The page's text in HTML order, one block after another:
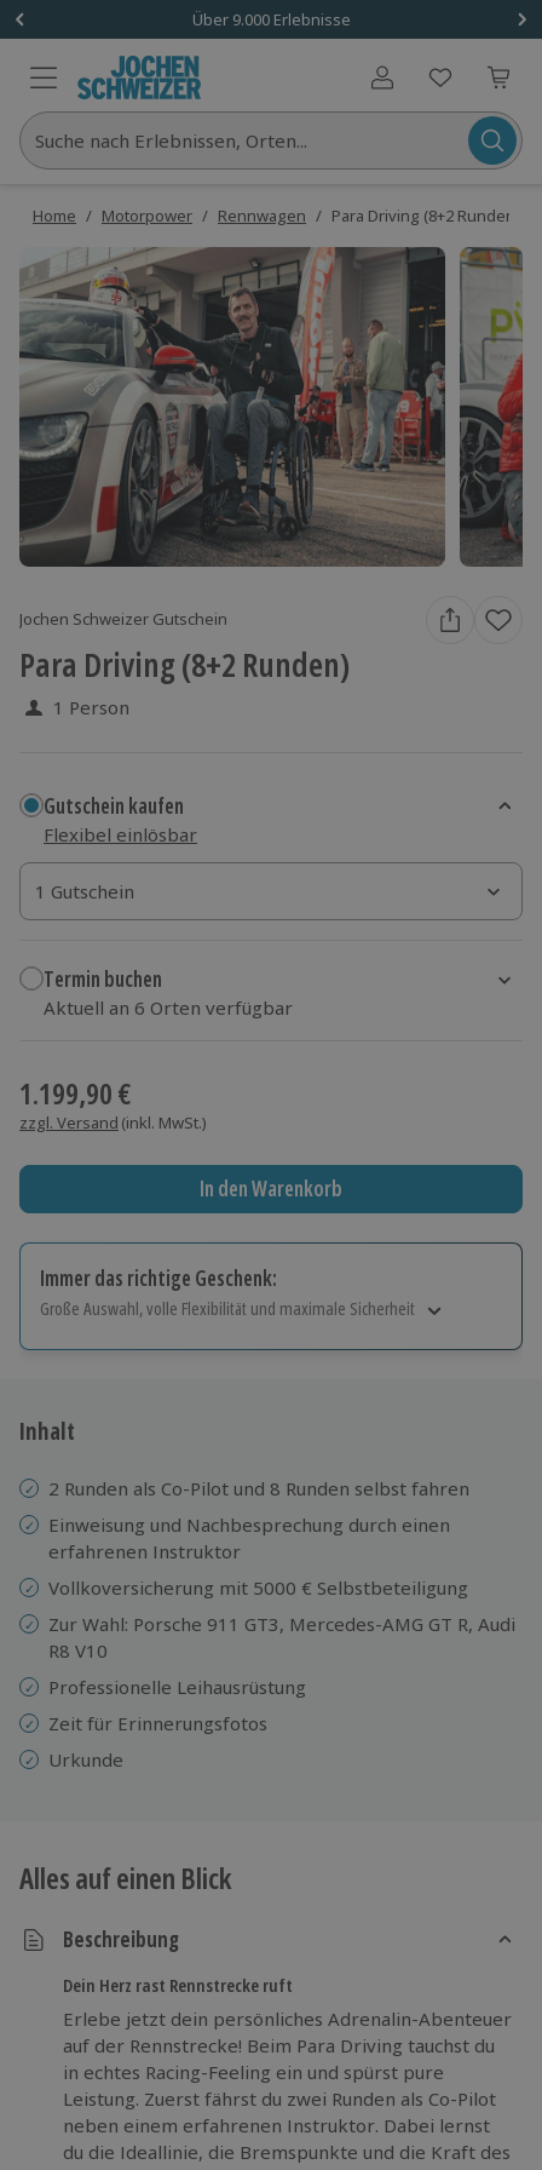
Über 9.000 Erlebnisse
Benutzerkonto
Suche nach Erlebnissen, Orten...
Home / Motorpower / Rennwagen / Para Driving (8+2 Runden)
Jochen Schweizer Gutschein
Para Driving (8+2 Runden)
1 Person
Gutschein kaufen
Flexibel einlösbar
1 Gutschein
1 Gutschein
1 Gutschein
Termin buchen
Aktuell an 6 Orten verfügbar
1.199,90 €
zzgl. Versand (inkl. MwSt.)
In den Warenkorb
Immer das richtige Geschenk:
Große Auswahl, volle Flexibilität und maximale Sicherheit
Jeder Gutschein für alle Erlebnisse einlösbar.
Inhalt
2 Runden als Co-Pilot und 8 Runden selbst fahren
Einweisung und Nachbesprechung durch einen
erfahrenen Instruktor
Vollkoversicherung mit 5000 € Selbstbeteiligung
Zur Wahl: Porsche 911 GT3, Mercedes-AMG GT R, Audi
R8 V10
Professionelle Leihausrüstung
Zeit für Erinnerungsfotos
Urkunde
Alles auf einen Blick
Beschreibung
Dein Herz rast Rennstrecke ruft
Erlebe jetzt dein persönliches Adrenalin-Abenteuer
auf der Rennstrecke! Beim Para Driving tauchst du
in echtes Racing-Feeling ein und spürst pure
Leistung. Zuerst fährst du zwei Runden als Co-Pilot
neben einem erfahrenen Instruktor. Dabei lernst
du die Ideallinie, die Bremspunkte und die Kraft des